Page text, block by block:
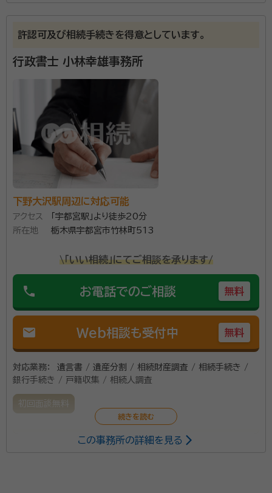
事務所口コミ（抜粋）：
account_circle 満足度 4.0 ご利用時期：2022/2
行政書士
所属団体：栃木県行政書士会
許認可及び相続手続きを得意としています。
行政書士 小林幸雄事務所
下野大沢駅周辺に対応可能
アクセス
「宇都宮駅」より徒歩20分
所在地
栃木県宇都宮市竹林町513
\「いい相続」にてご相談を承ります/
phone お電話でのご相談 無料
mail Web相談も受付中 無料
対応業務：
遺言書 / 遺産分割 / 相続財産調査 / 相続手続き /
銀行手続き / 戸籍収集 / 相続人調査
初回面談無料
懇切丁寧な対応を行います。
この事務所の詳細を見る